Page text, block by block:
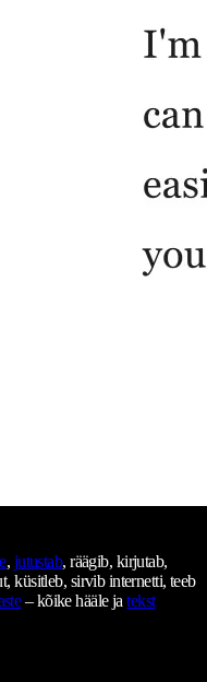
, jutustab, räägib, kirjutab,
küsitleb, sirvib internetti, teeb
– kõike hääle jatekst